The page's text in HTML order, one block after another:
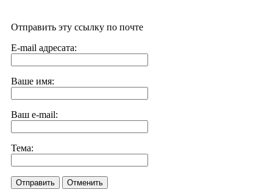
Отправить эту ссылку по почте
E-mail адресата:
Ваше имя:
Ваш e-mail:
Тема:
Отправить Отменить